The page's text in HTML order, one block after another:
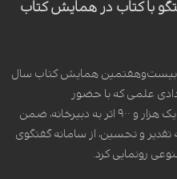
با کتاب در همایش کتاب
بیست‌وهفتمین همایش کتاب سال
علمی که با حضور
شخصیت‌های برجسته حوزوی و ارائه یک هزار و ۹۰۰ اثر به دبیرخانه، ضمن
و ۳۵ اثر شایسته تقدیر و تحسین، از سامانه گفتگوی
رونمایی کرد.